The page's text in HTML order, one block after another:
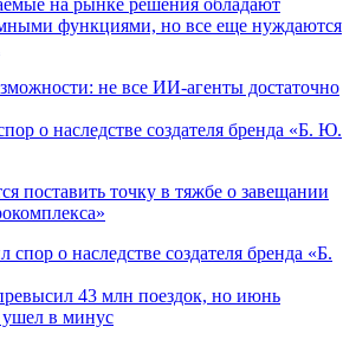
на рынке решения обладают
функциями, но все еще нуждаются
о наследстве создателя бренда «Б. Ю.
поставить точку в тяжбе о завещании
43 млн поездок, но июнь
ушел в минус